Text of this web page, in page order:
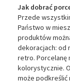
Jak dobrać
Przede
Państwo w
produktów
dekoracjach: od
retro. Porcelanę
kolorystycznie.
może podkreślić